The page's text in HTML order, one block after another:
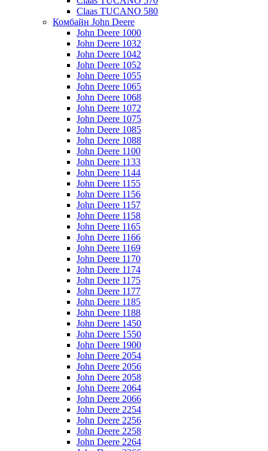
Claas TUCANO 580
Комбайн John Deere
John Deere 1000
John Deere 1032
John Deere 1042
John Deere 1052
John Deere 1055
John Deere 1065
John Deere 1068
John Deere 1072
John Deere 1075
John Deere 1085
John Deere 1088
John Deere 1100
John Deere 1133
John Deere 1144
John Deere 1155
John Deere 1156
John Deere 1157
John Deere 1158
John Deere 1165
John Deere 1166
John Deere 1169
John Deere 1170
John Deere 1174
John Deere 1175
John Deere 1177
John Deere 1185
John Deere 1188
John Deere 1450
John Deere 1550
John Deere 1900
John Deere 2054
John Deere 2056
John Deere 2058
John Deere 2064
John Deere 2066
John Deere 2254
John Deere 2256
John Deere 2258
John Deere 2264